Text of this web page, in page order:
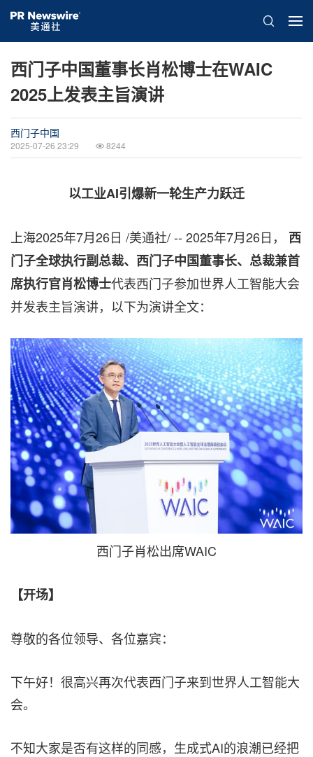
西门子中国董事长肖松博士在WAIC
2025上发表主旨演讲
西门子中国
2025-07-26 23:29 8244
以工业AI引爆新一轮生产力跃迁
上海2025年7月26日 /美通社/ -- 2025年7月26日 ， 西
门子全球执行副总裁、西门子中国董事长、总裁兼首
席执行官肖松博士代表西门子参加世界人工智能大会
并发表主旨演讲，以下为演讲全文：
西门子肖松出席WAIC
【开场】
尊敬的各位领导、各位嘉宾：
下午好！很高兴再次代表西门子来到世界人工智能大
会。
不知大家是否有这样的同感，生成式AI的浪潮已经把